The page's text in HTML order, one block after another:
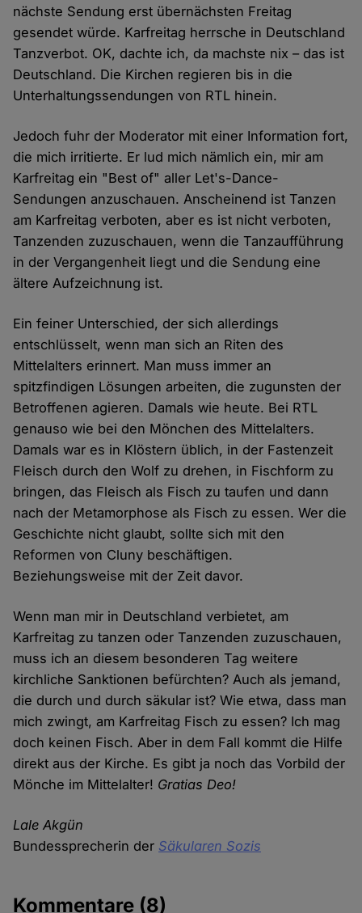
nächste Sendung erst übernächsten Freitag
gesendet würde. Karfreitag herrsche in Deutschland
Tanzverbot. OK, dachte ich, da machste nix – das ist
Deutschland. Die Kirchen regieren bis in die
Unterhaltungssendungen von RTL hinein.
Jedoch fuhr der Moderator mit einer Information fort,
die mich irritierte. Er lud mich nämlich ein, mir am
Karfreitag ein "Best of" aller Let's-Dance-
Sendungen anzuschauen. Anscheinend ist Tanzen
am Karfreitag verboten, aber es ist nicht verboten,
Tanzenden zuzuschauen, wenn die Tanzaufführung
in der Vergangenheit liegt und die Sendung eine
ältere Aufzeichnung ist.
Ein feiner Unterschied, der sich allerdings
entschlüsselt, wenn man sich an Riten des
Mittelalters erinnert. Man muss immer an
spitzfindigen Lösungen arbeiten, die zugunsten der
Betroffenen agieren. Damals wie heute. Bei RTL
genauso wie bei den Mönchen des Mittelalters.
Damals war es in Klöstern üblich, in der Fastenzeit
Fleisch durch den Wolf zu drehen, in Fischform zu
bringen, das Fleisch als Fisch zu taufen und dann
nach der Metamorphose als Fisch zu essen. Wer die
Geschichte nicht glaubt, sollte sich mit den
Reformen von Cluny beschäftigen.
Beziehungsweise mit der Zeit davor.
Wenn man mir in Deutschland verbietet, am
Karfreitag zu tanzen oder Tanzenden zuzuschauen,
muss ich an diesem besonderen Tag weitere
kirchliche Sanktionen befürchten? Auch als jemand,
die durch und durch säkular ist? Wie etwa, dass man
mich zwingt, am Karfreitag Fisch zu essen? Ich mag
doch keinen Fisch. Aber in dem Fall kommt die Hilfe
direkt aus der Kirche. Es gibt ja noch das Vorbild der
Mönche im Mittelalter! Gratias Deo!
Lale Akgün
Bundessprecherin der Säkularen Sozis
Kommentare (8)